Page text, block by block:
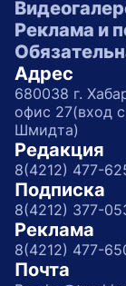
Реклама и
Адрес
680038 г.
офис 27(вход
Шмидта)
Редакция
8(4212) 477-
Подписка
8(4212) 377-
Реклама
8(4212) 477-
Почта